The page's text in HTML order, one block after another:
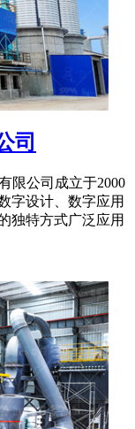
司
限公司成立于2000
字设计、数字应用
独特方式广泛应用